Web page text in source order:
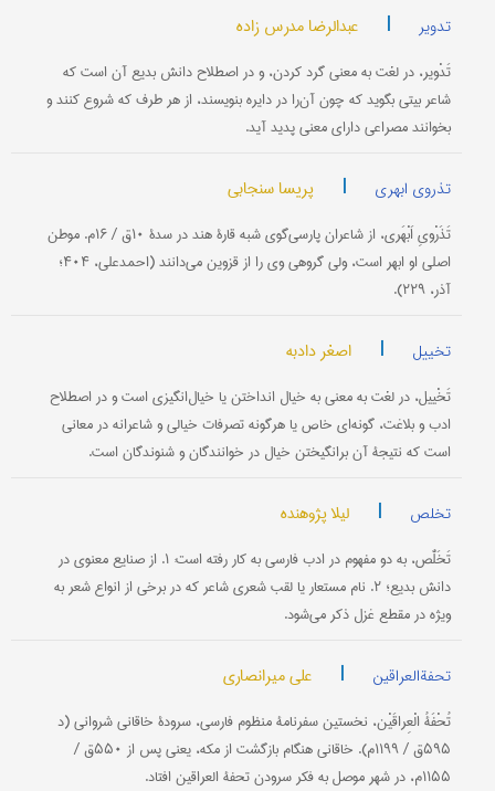
تدویر | عبدالرضا مدرس زاده
تَدْویر، در لغت به معنی گرد کردن، و در اصطلاح دانش بدیع آن است که
شاعر بیتی بگوید که چون آن‌را در دایره بنویسند، از هر طرف که شروع کنند و
بخوانند مصراعی دارای معنی پدید آید.
تذروی ابهری | پریسا سنجابی
تَذَرْویِ اَبْهَری، از شاعران پارسی‌گوی شبه قارۀ هند در سدۀ ۱۰ق / ۱۶م. موطن
اصلی او ابهر است، ولی گروهی وی را از قزوین می‌دانند (احمدعلی، ۴۰۴؛
آذر، ۲۲۹).
تخییل | اصغر دادبه
تَخْییل، در لغت به معنی به خیال انداختن یا خیال‌انگیزی است و در اصطلاح
ادب و بلاغت، گونه‌ای خاص یا هرگونه تصرفات خیالی و شاعرانه در معانی
است که نتیجۀ آن برانگیختن خیال در خوانندگان و شنوندگان است.
تخلص | لیلا پژوهنده
تَخَلُّص، به دو مفهوم در ادب فارسی به کار رفته است: ۱. از صنایع معنوی در
دانش بدیع؛ ۲. نام مستعار یا لقب شعری شاعر که در برخی از انواع شعر به
ویژه در مقطع غزل ذکر می‌شود.
تحفةالعراقین | علی میرانصاری
تُحْفَةُ الْعِراقَیْن، نخستین سفرنامۀ منظوم فارسی، سرودۀ خاقانی شروانی (د
۵۹۵ق / ۱۱۹۹م). خاقانی هنگام بازگشت از مکه، یعنی پس از ۵۵۰ق /
۱۱۵۵م، در شهر موصل به فکر سرودن تحفة العراقین افتاد.